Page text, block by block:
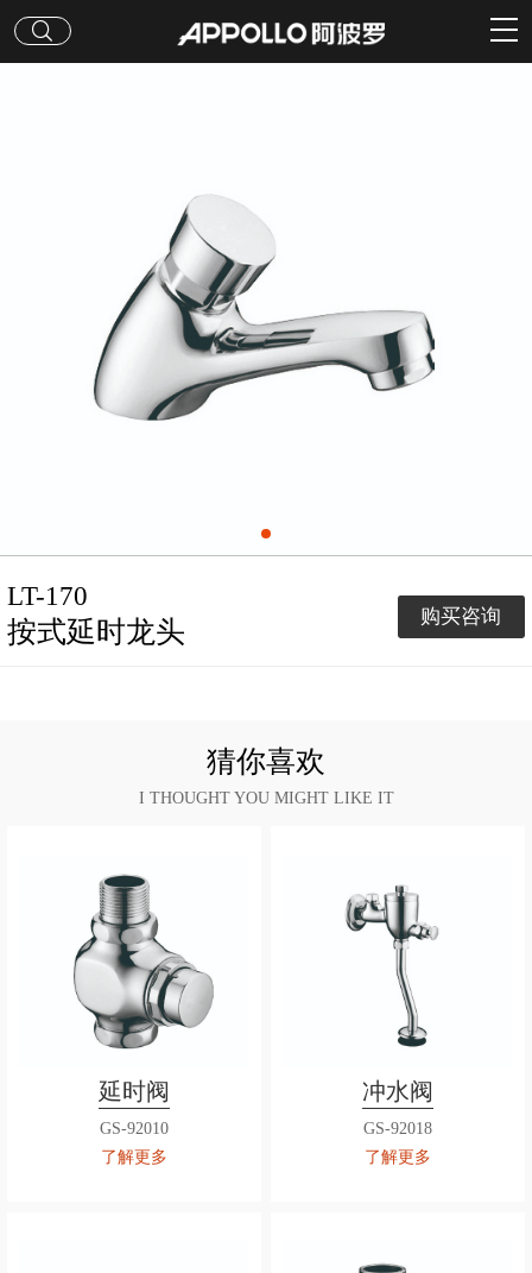
LT-170
按式延时龙头 购买咨询
猜你喜欢
I THOUGHT YOU MIGHT LIKE IT
延时阀
GS-92010
了解更多
冲水阀
GS-92018
了解更多